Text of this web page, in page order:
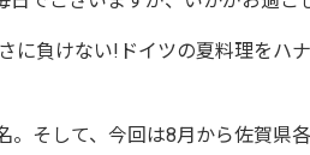
に負けない!ドイツの夏料理をハ
そして、今回は8月から佐賀県